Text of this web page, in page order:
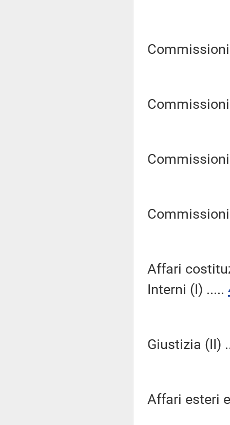
Affari
Interni (I) .....
Giustizia (II)
Affari esteri